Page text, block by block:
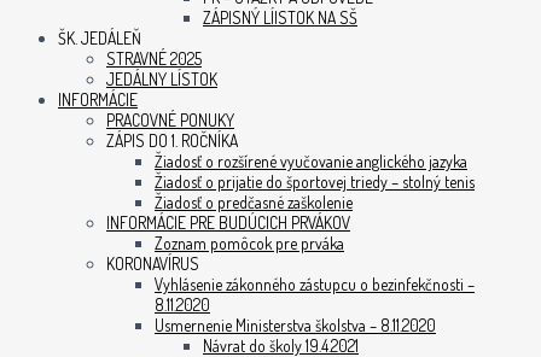
ZÁPISNÝ LÍISTOK NA SŠ
ŠK. JEDÁLEŇ
STRAVNÉ 2025
JEDÁLNY LÍSTOK
INFORMÁCIE
PRACOVNÉ PONUKY
ZÁPIS DO 1. ROČNÍKA
Žiadosť o rozšírené vyučovanie anglického jazyka
Žiadosť o prijatie do športovej triedy – stolný tenis
Žiadosť o predčasné zaškolenie
INFORMÁCIE PRE BUDÚCICH PRVÁKOV
Zoznam pomôcok pre prváka
KORONAVÍRUS
Vyhlásenie zákonného zástupcu o bezinfekčnosti –
8.11.2020
Usmernenie Ministerstva školstva – 8.11.2020
Návrat do školy 19.4.2021